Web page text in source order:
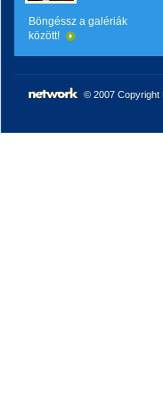
Böngéssz a galériák
között!
© 2007 Copyright